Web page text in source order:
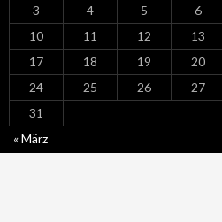
3
4 5 6
10
11 12 13
17
18 19 20
24
25 26 27
31
« März